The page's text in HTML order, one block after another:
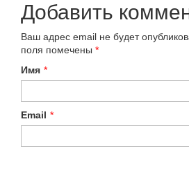
Добавить
Ваш адрес email не будет
поля помечены *
Имя *
Email *